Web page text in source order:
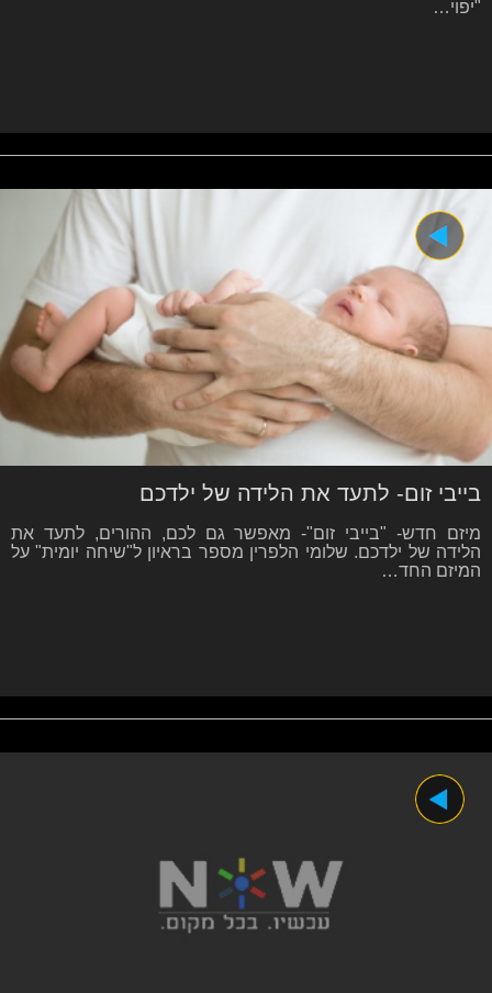
"יפוי…
בייבי זום- לתעד את הלידה של ילדכם
מיזם חדש- "בייבי זום"- מאפשר גם לכם, ההורים, לתעד את
הלידה של ילדכם. שלומי הלפרין מספר בראיון ל"שיחה יומית" על
המיזם החד…